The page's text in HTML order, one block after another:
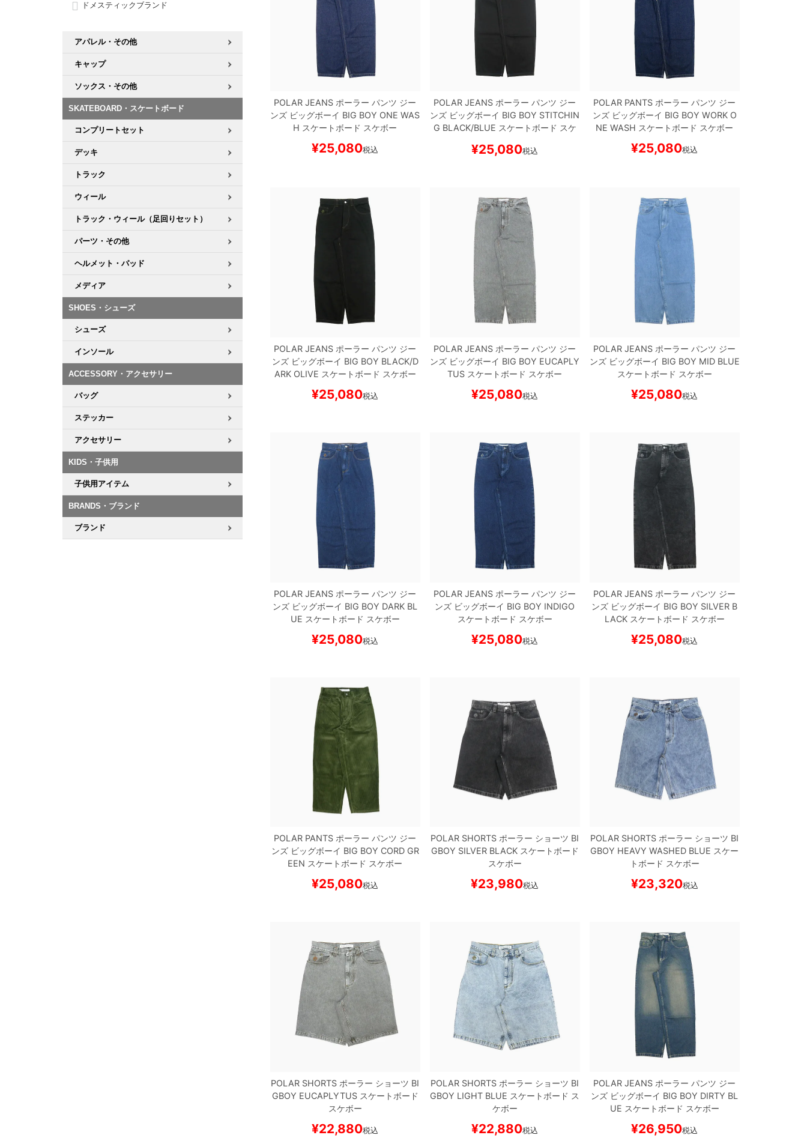
ドメスティックブランド
アパレル・その他
キャップ
ソックス・その他
SKATEBOARD・スケートボード
コンプリートセット
デッキ
トラック
ウィール
トラック・ウィール（足回りセット）
パーツ・その他
ヘルメット・パッド
メディア
SHOES・シューズ
シューズ
インソール
ACCESSORY・アクセサリー
バッグ
ステッカー
アクセサリー
KIDS・子供用
子供用アイテム
BRANDS・ブランド
ブランド
POLAR JEANS ポーラー パンツ ジー
ンズ ビッグボーイ BIG BOY ONE WAS
H スケートボード スケボー
¥25,080税込
POLAR JEANS ポーラー パンツ ジー
ンズ ビッグボーイ BIG BOY STITCHIN
G BLACK/BLUE スケートボード スケ
¥25,080税込
POLAR PANTS ポーラー パンツ ジー
ンズ ビッグボーイ BIG BOY WORKO
NE WASH スケートボード スケボー
¥25,080税込
POLAR JEANS ポーラー パンツ ジー
ンズ ビッグボーイ BIG BOY BLACK/D
ARK OLIVE スケートボード スケボー
¥25,080税込
POLAR JEANS ポーラー パンツ ジー
ンズ ビッグボーイ BIG BOY EUCAPLY
TUS スケートボード スケボー
¥25,080税込
POLAR JEANS ポーラー パンツ ジー
ンズ ビッグボーイ BIG BOY MID BLUE
スケートボード スケボー
¥25,080税込
POLAR JEANS ポーラー パンツ ジー
ンズ ビッグボーイ BIG BOY DARK BL
UE スケートボード スケボー
¥25,080税込
POLAR JEANS ポーラー パンツ ジー
ンズ ビッグボーイ BIG BOY INDIGO
スケートボード スケボー
¥25,080税込
POLAR JEANS ポーラー パンツ ジー
ンズ ビッグボーイ BIG BOY SILVER B
LACKスケートボード スケボー
¥25,080税込
POLAR PANTS ポーラー パンツ ジー
ンズ ビッグボーイ BIG BOY CORDGR
EEN スケートボード スケボー
¥25,080税込
POLAR SHORTS ポーラー ショーツ BI
GBOY SILVER BLACKスケートボード
スケボー
¥23,980税込
POLAR SHORTS ポーラー ショーツ BI
GBOY HEAVY WASHED BLUE スケー
トボード スケボー
¥23,320税込
POLAR SHORTS ポーラー ショーツ BI
GBOY EUCAPLYTUSスケートボード
スケボー
¥22,880税込
POLAR SHORTS ポーラー ショーツ BI
GBOY LIGHT BLUE スケートボード ス
ケボー
¥22,880税込
POLAR JEANS ポーラー パンツ ジー
ンズ ビッグボーイ BIG BOY DIRTY BL
UE スケートボード スケボー
¥26,950税込